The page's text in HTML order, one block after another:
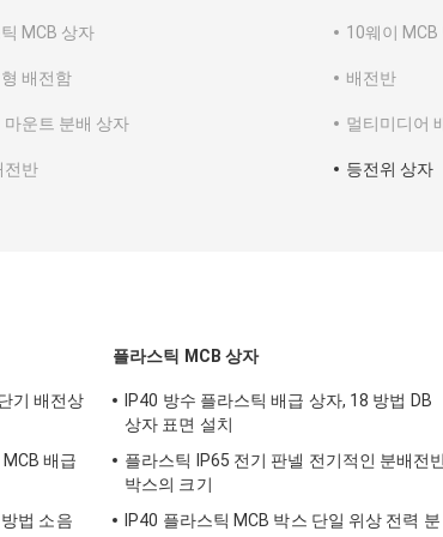
MCB 상자 10웨이 MCB
배전함 배전반
마운트 분배 상자 멀티미디어
전반 등전위 상자
기 배전상
배급
법 소음
플라스틱 MCB 상자
IP40 방수 플라스틱 배급 상자, 18 방법 DB
상자 표면 설치
플라스틱 IP65 전기 판넬 전기적인 분배전
박스의 크기
IP40 플라스틱 MCB 박스 단일 위상 전력 분